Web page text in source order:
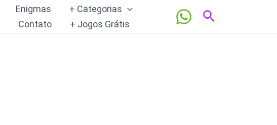
Enigmas
+ Categorias
Contato + Jogos Grátis
Pesquisar